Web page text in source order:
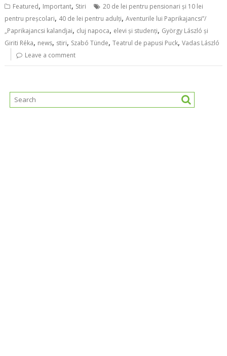
Featured, Important, Stiri
20 de lei pentru pensionari și 10 lei
pentru preșcolari, 40 de lei pentru adulți,Aventurile lui Paprikajancsi”/
„Paprikajancsi kalandjai, cluj napoca, elevi și studenți, György László și
Giriti Réka, news, stiri, Szabó Tünde,Teatrul de papusi Puck,Vadas László
Leave a comment